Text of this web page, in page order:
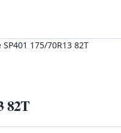
175/70R13 82T
82T